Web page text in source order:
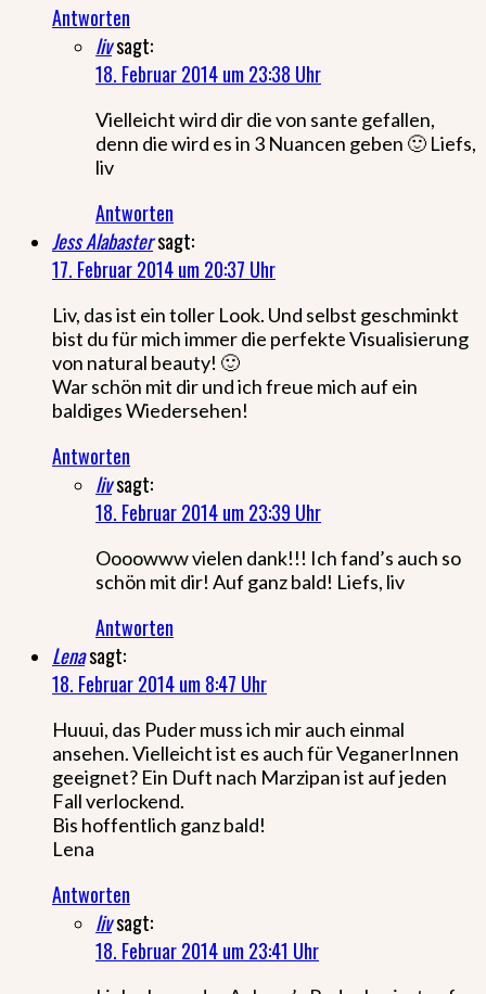
Antworten
livsagt:
18. Februar 2014 um 23:38 Uhr
Vielleicht wird dir die von sante gefallen,
denn die wird es in 3 Nuancen geben 🙂 Liefs,
liv
Antworten
Jess Alabastersagt:
17. Februar 2014 um 20:37 Uhr
Liv, das ist ein toller Look. Und selbst geschminkt
bist du für mich immer die perfekte Visualisierung
von natural beauty! 🙂
War schön mit dir und ich freue mich auf ein
baldiges Wiedersehen!
Antworten
livsagt:
18. Februar 2014 um 23:39 Uhr
Oooowww vielen dank!!! Ich fand’s auch so
schön mit dir! Auf ganz bald! Liefs, liv
Antworten
Lenasagt:
18. Februar 2014 um 8:47 Uhr
Huuui, das Puder muss ich mir auch einmal
ansehen. Vielleicht ist es auch für VeganerInnen
geeignet? Ein Duft nach Marzipan ist auf jeden
Fall verlockend.
Bis hoffentlich ganz bald!
Lena
Antworten
livsagt:
18. Februar 2014 um 23:41 Uhr